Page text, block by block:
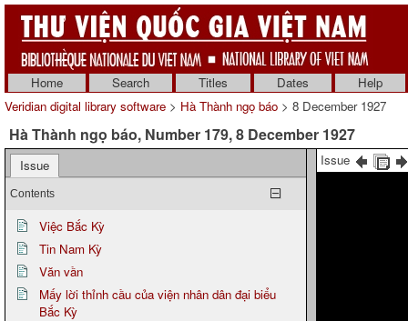
Home Search Titles Dates
Help
Veridian digital library software > Hà Thành ngọ báo > 8 December 1927
Hà Thành ngọ báo, Number 179, 8 December 1927
Issue
Contents
Việc Bắc Kỳ
Tin Nam Kỳ
Văn vần
Mấy lời thỉnh cầu của viện nhân dân đại biểu
Bắc Kỳ
Issue